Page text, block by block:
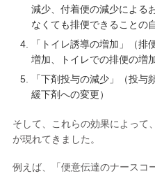
減少、付着便の減少による
なくても排便できることの自
「トイレ誘導の増加」（
増加、トイレでの排便の増加
「下剤投与の減少」（投与
緩下剤への変更）
そして、これらの効果によって
が現れてきました。
例えば、「便意伝達のナースコ